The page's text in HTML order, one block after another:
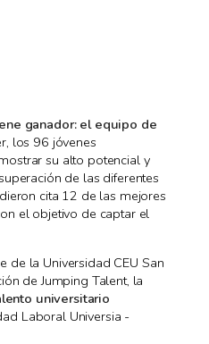
ganador: el equipo de
los 96 jóvenes
su alto potencial y
de las diferentes
cita 12 de las mejores
el objetivo de captar el
de la Universidad CEU San
de Jumping Talent, la
universitario
Laboral Universia -